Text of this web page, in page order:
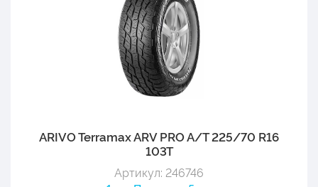
ARIVO Terramax ARV PRO A/T 225/70 R16
103T
Артикул: 246746